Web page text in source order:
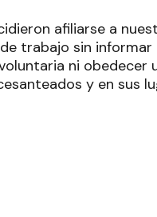
afiliarse a
trabajo sin informar
ni obedecer
y en sus